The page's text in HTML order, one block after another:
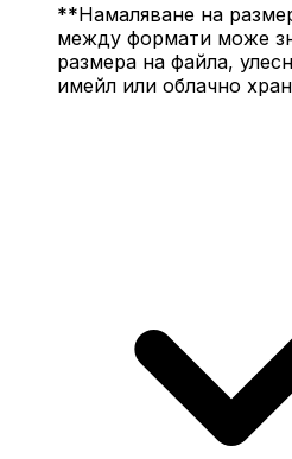
**Намаляване на
между формати може
размера на файла,
имейл или облачно